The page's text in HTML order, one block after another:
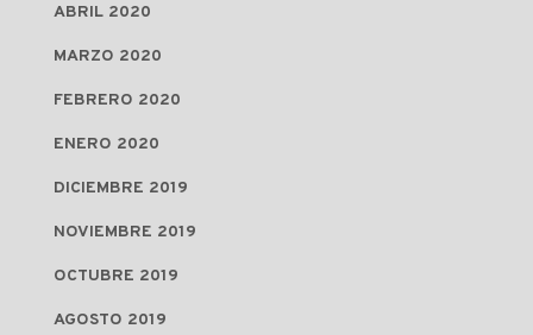
ABRIL 2020
MARZO 2020
FEBRERO 2020
ENERO 2020
DICIEMBRE 2019
NOVIEMBRE 2019
OCTUBRE 2019
AGOSTO 2019